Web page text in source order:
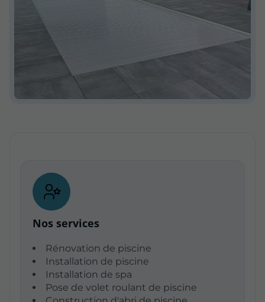
Nos services
Rénovation de piscine
Installation de piscine
Installation de spa
Pose de volet roulant de piscine